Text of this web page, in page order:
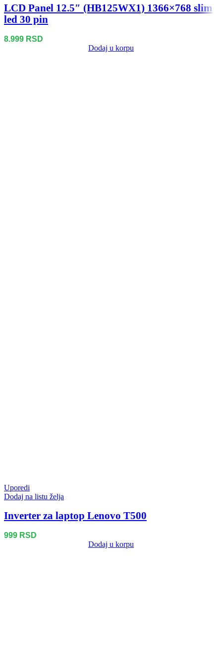
LCD Panel 12.5″ (HB125WX1) 1366×768 slim
led 30 pin
8.999 RSD
Dodaj u korpu
Uporedi
Dodaj na listu želja
Inverter za laptop Lenovo T500
999 RSD
Dodaj u korpu